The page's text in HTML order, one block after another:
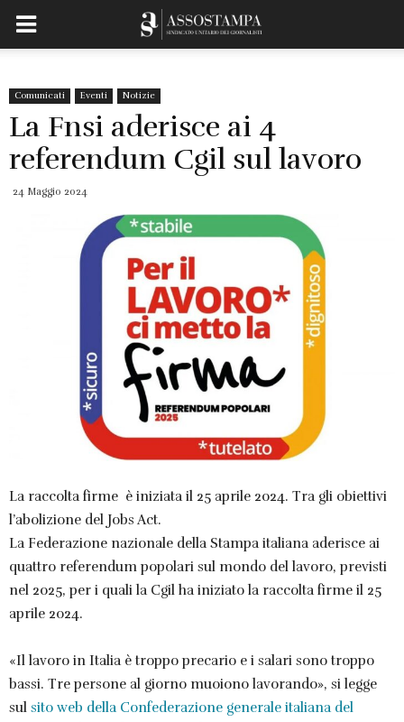
Comunicati Eventi Notizie
La Fnsi aderisce ai 4
referendum Cgil sul lavoro
24 Maggio 2024
La raccolta firme è iniziata il 25 aprile 2024. Tra gli obiettivi
l’abolizione del Jobs Act.
La Federazione nazionale della Stampa italiana aderisce ai
quattro referendum popolari sul mondo del lavoro, previsti
nel 2025, per i quali la Cgil ha iniziato la raccolta firme il 25
aprile 2024.
«Il lavoro in Italia è troppo precario e i salari sono troppo
bassi. Tre persone al giorno muoiono lavorando», si legge
sul sito web della Confederazione generale italiana del